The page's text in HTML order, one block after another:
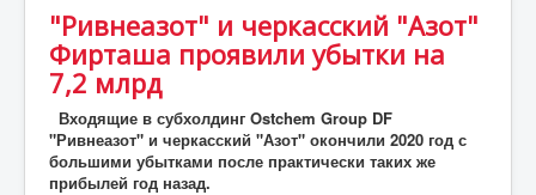
"Ривнеазот" и черкасский "Азот"
Фирташа проявили убытки на
7,2 млрд
Входящие в субхолдинг Ostchem Group DF
"Ривнеазот" и черкасский "Азот" окончили 2020 год с
большими убытками после практически таких же
прибылей год назад.